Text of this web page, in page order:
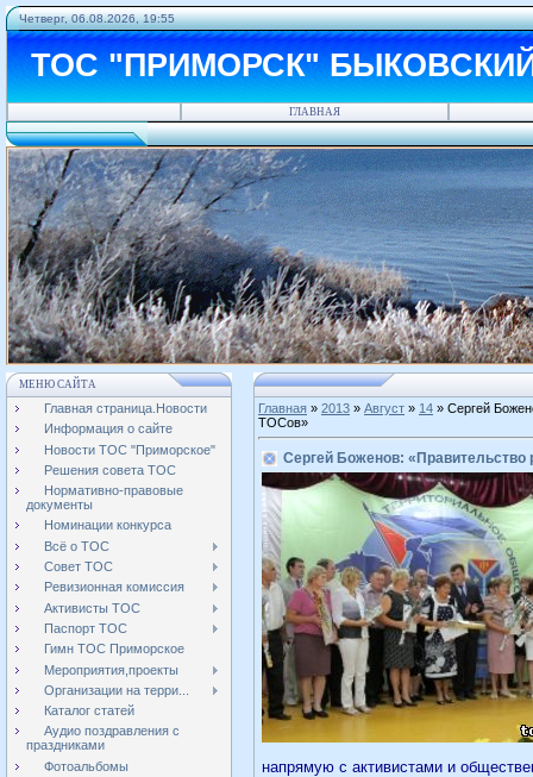
Четверг, 06.08.2026, 19:55
ТОС "ПРИМОРСК"
ГЛАВНАЯ
МЕНЮ САЙТА
Главная страница.Новости
Информация о сайте
Новости ТОС "Приморское"
Решения совета ТОС
Нормативно-правовые
документы
Номинации конкурса
Всё о ТОС
Совет ТОС
Ревизионная комиссия
Активисты ТОС
Паспорт ТОС
Гимн ТОС Приморское
Мероприятия,проекты
Организации на терри...
Каталог статей
Аудио поздравления с
праздниками
Фотоальбомы
Главная » 2013 » Август » 14 » Сергей
ТОСов»
Сергей Боженов: «Правительство
напрямую с активистами и